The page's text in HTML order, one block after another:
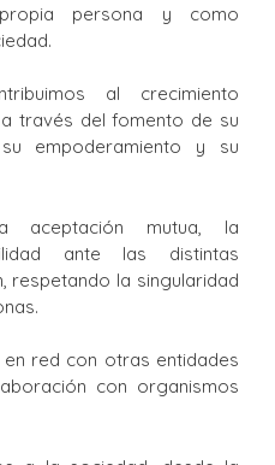
persona y como
al crecimiento
través del fomento de su
empoderamiento y su
aceptación mutua, la
ante las distintas
respetando la singularidad
red con otras entidades
con organismos